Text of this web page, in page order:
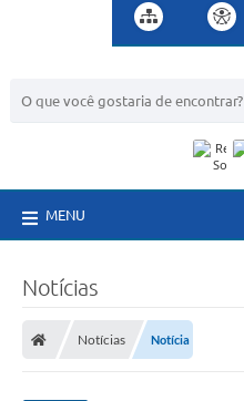
MENU
Notícias
Notícias Notícia